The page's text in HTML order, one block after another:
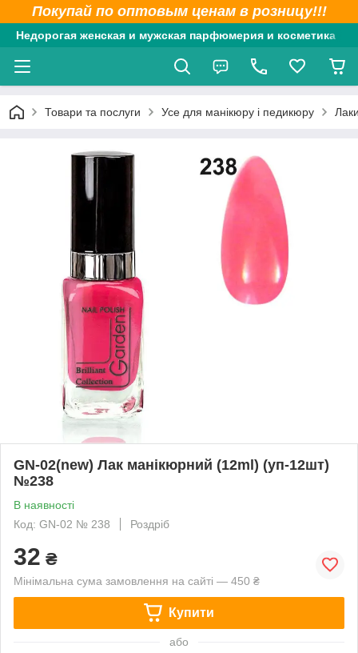
Покупай по оптовым ценам в розницу!!!
Недорогая женская и мужская парфюмерия и косметика
Товари та послуги Усе для манікюру і педикюру
GN-02(new) Лак манікюрний (12ml) (уп-12шт)
№238
В наявності
Код: GN-02 № 238
Роздріб
32 ₴
Мінімальна сума замовлення на сайті — 450 ₴
Купити
або